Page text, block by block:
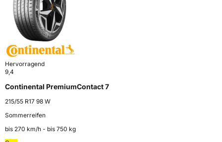
Hervorragend
9,4
Continental PremiumContact 7
215/55 R17 98 W
Sommerreifen
bis 270 km⁠/⁠h - bis 750 kg